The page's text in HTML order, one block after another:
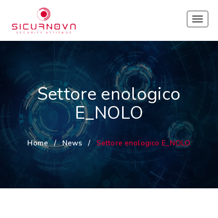
Settore enologico
E_NOLO
Home / News / Settore enologico E_NOLO